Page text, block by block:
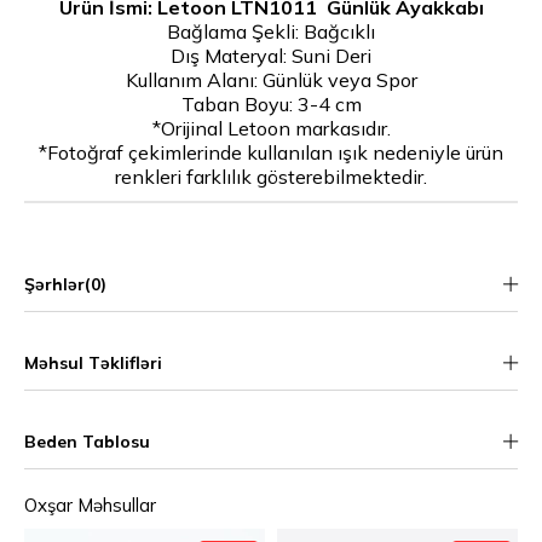
Ürün İsmi: Letoon LTN1011 Günlük Ayakkabı
Bağlama Şekli: Bağcıklı
Dış Materyal: Suni Deri
Kullanım Alanı: Günlük veya Spor
Taban Boyu: 3-4 cm
*Orijinal Letoon markasıdır.
*Fotoğraf çekimlerinde kullanılan ışık nedeniyle ürün
renkleri farklılık gösterebilmektedir.
Şərhlər(0)
Məhsul Təklifləri
Beden Tablosu
Oxşar Məhsullar